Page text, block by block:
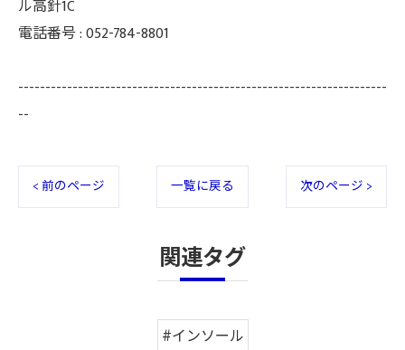
ル高針1C
電話番号 :052-784-8801
--------------------------------------------------------------------
--
< 前のページ 一覧に戻る 次のページ >
関連タグ
#インソール